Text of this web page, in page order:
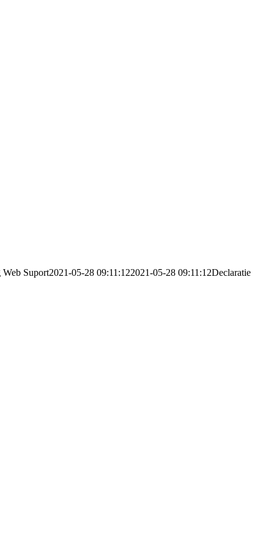
Web Suport2021-05-28 09:11:122021-05-28 09:11:12Declaratie